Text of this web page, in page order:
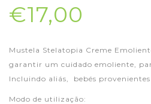
€17,00
Mustela Stelatopia Creme
garantir um cuidado emoliente,
Incluindo aliás, bebés
Modo de utilização: